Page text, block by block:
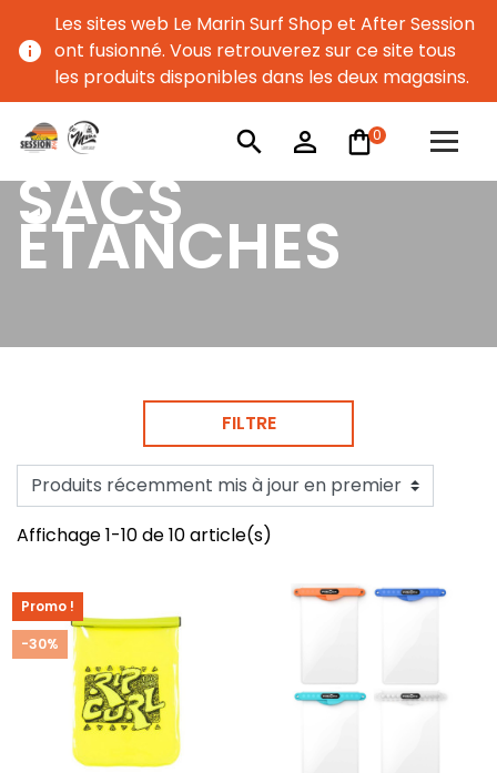
info
Les sites web Le Marin Surf Shop et After Session
ont fusionné. Vous retrouverez sur ce site tous
les produits disponibles dans les deux magasins.
search person_outline 0
SACS
ÉTANCHES
FILTRE
Affichage 1-10 de 10 article(s)
Promo !
-30%